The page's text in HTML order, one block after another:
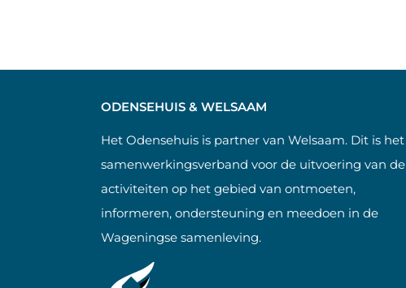
ODENSEHUIS & WELSAAM
Het Odensehuis is partner van Welsaam. Dit is het
samenwerkingsverband voor de uitvoering van de
activiteiten op het gebied van ontmoeten,
informeren, ondersteuning en meedoen in de
Wageningse samenleving.